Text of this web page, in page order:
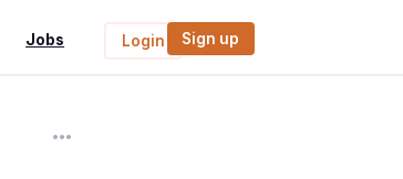
Jobs Login Sign up